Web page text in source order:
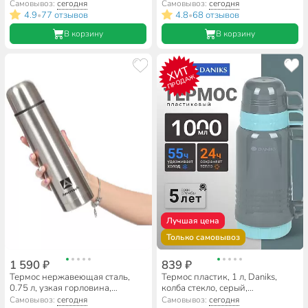
колба нержавеющая сталь, с
чехлом, NВ-750В
Самовывоз:сегодня
4.9•77 отзывов
В корзину
нержавеющая сталь, графит,
SL-NT015-met-grpht
Самовывоз: сегодня
4.8•68 отзывов
В корзину
1 590 ₽
Термос нержавеющая сталь,
0.75 л, узкая горловина,
Арктика, колба нержавеющая
Самовывоз:сегодня
ХИТ
ПРОДАЖ
Лучшая цена
Только самовывоз
839 ₽
Термос пластик, 1 л, Daniks,
колба стекло, серый,
бирюзовый, CA-100
Самовывоз: сегодня